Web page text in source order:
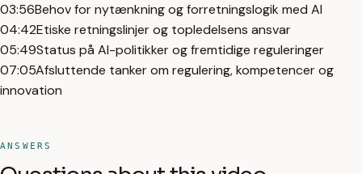
03:56Behov for nytænkning og forretningslogik med AI
04:42Etiske retningslinjer og topledelsens ansvar
05:49Status på AI-politikker og fremtidige reguleringer
07:05Afsluttende tanker om regulering, kompetencer og
innovation
ANSWERS